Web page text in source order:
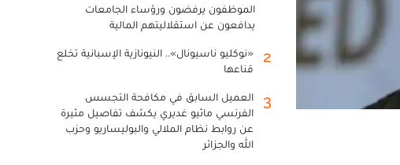
الموظفون يرفضون ورؤساء الجامعات
يدافعون عن استقلاليتهم المالية
2
«نوكليو ناسيونال».. النيونازية الإسبانية تخلع
قناعها
3
العميل السابق في مكافحة التجسس
الفرنسي ماثيو غديري يكشف تفاصيل مثيرة
عن روابط نظام الملالي والبوليساريو وحزب
الله والجزائر